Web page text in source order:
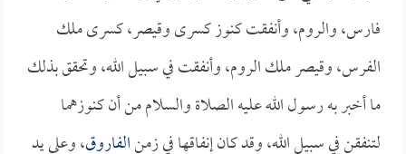
فارس، والروم، وأنفقت كنوز كسرى وقيصر، كسرى ملك
الفرس، وقيصر ملك الروم، وأنفقت في سبيل الله، وتحقق بذلك
ما أخبر به رسول الله عليه الصلاة والسلام من أن كنوزهما
لتنفقن في سبيل الله، وقد كان إنفاقها في زمنالفاروق، وعلى يد